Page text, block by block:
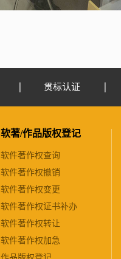
贯标认证
软著/作品版权登记
软件著作权查询
软件著作权撤销
软件著作权变更
软件著作权证书补办
软件著作权转让
软件著作权加急